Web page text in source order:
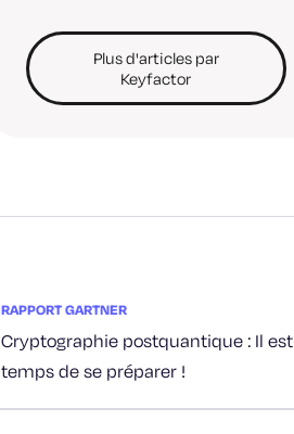
Plus d'articles par
Keyfactor
RAPPORT GARTNER
Cryptographie postquantique : Il est
temps de se préparer !